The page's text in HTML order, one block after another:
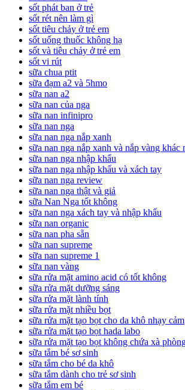
sốt phát ban ở trẻ
sốt rét nên làm gì
sốt tiêu chảy ở trẻ em
sốt uống thuốc không hạ
sốt và tiêu chảy ở trẻ em
sốt vi rút
sữa chua ptit
sữa đạm a2 và 5hmo
sữa nan a2
sữa nan của nga
sữa nan infinipro
sữa nan nga
sữa nan nga nắp xanh
sữa nan nga nắp xanh và nắp vàng khác
sữa nan nga nhập khẩu
sữa nan nga nhập khẩu và xách tay
sữa nan nga review
sữa nan nga thật và giả
sữa Nan Nga tốt không
sữa nan nga xách tay và nhập khẩu
sữa nan organic
sữa nan pha sẵn
sữa nan supreme
sữa nan supreme 1
sữa nan vàng
sữa rửa mặt amino acid có tốt không
sữa rửa mặt dưỡng sáng
sữa rửa mặt lành tính
sữa rửa mặt nhiều bọt
sữa rửa mặt tạo bọt cho da khô nhạy cảm
sữa rửa mặt tạo bọt hada labo
sữa rửa mặt tạo bọt không chứa xà
sữa tắm bé sơ sinh
sữa tắm cho bé da khô
sữa tắm dành cho trẻ sơ sinh
sữa tắm em bé